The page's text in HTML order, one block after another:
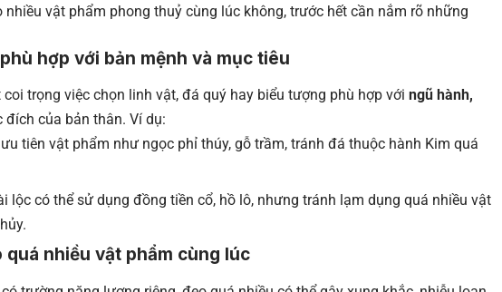
nhiều vật phẩm phong thuỷ cùng lúc không, trước hết cần nắm rõ những
hợp với bản mệnh và mục tiêu
trọng việc chọn linh vật, đá quý hay biểu tượng phù hợp với ngũ hành,
đích của bản thân. Ví dụ:
tiên vật phẩm như ngọc phỉ thúy, gỗ trầm, tránh đá thuộc hành Kim quá
lộc có thể sử dụng đồng tiền cổ, hồ lô, nhưng tránh lạm dụng quá nhiều vật
quá nhiều vật phẩm cùng lúc